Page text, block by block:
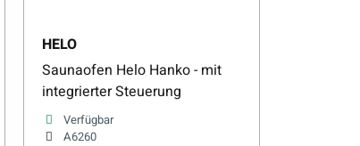
HELO
Saunaofen Helo Hanko - mit
integrierter Steuerung
Verfügbar
A6260